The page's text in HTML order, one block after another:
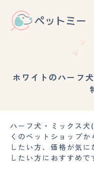
ホワイトのハーフ
ハーフ犬・ミックス
くのペットショップ
したい方、価格が気
したい方におすすめで